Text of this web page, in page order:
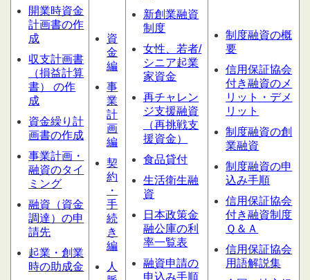
開業時資金
計画書の作
成
収支計画書
（損益計算
書） の作
成
資金繰り計
画書の作成
事業計画・
融資のタイ
ミング
融資（資金
調達）の申
請先
起業・創業
時の助成金
資
金
編
事
業
計
画
編
契
約
・
手
続
き
編
人
新創業融資
制度
女性、若者/
シニア起業
家資金
再チャレン
ジ支援融資
（再挑戦支
援資金）
食品貸付
生活衛生融
資
日本政策金
融公庫の利
率一覧表
融資申請の
申込み手順
制度融資の概
要
信用保証協会
付き融資のメ
リット・デメ
リット
制度融資の創
業融資
制度融資の申
込み手順
信用保証協会
付き融資制度
Ｑ＆Ａ
信用保証協会
用語解説集